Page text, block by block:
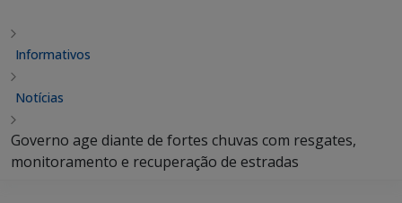
Informativos
Notícias
Governo age diante de fortes chuvas com resgates,
monitoramento e recuperação de estradas